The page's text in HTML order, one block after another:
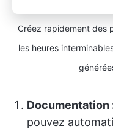
Créez rapidement des
les heures
Documentation
pouvez